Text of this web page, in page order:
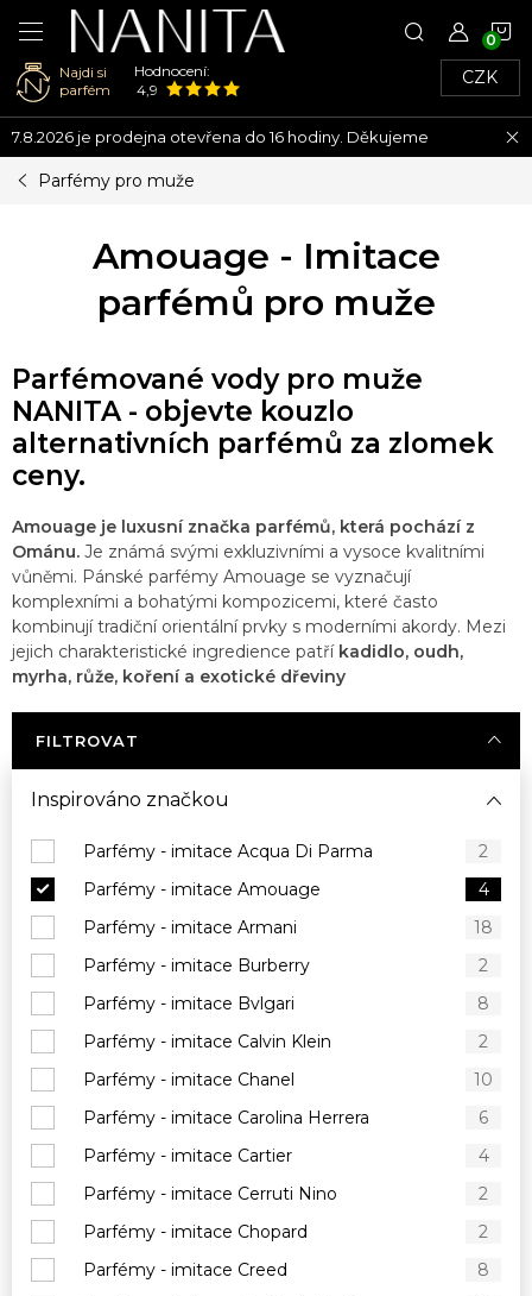
Přejít
na
obsah
Najdi si
parfém
Hodnocení:
4,9
CZK
7.8.2026 je prodejna otevřena do 16 hodiny. Děkujeme
Parfémy pro muže
Amouage - Imitace
parfémů pro muže
Parfémované vody pro muže
NANITA - objevte kouzlo
alternativních parfémů za zlomek
ceny.
Amouage je luxusní značka parfémů, která pochází z
Ománu. Je známá svými exkluzivními a vysoce kvalitními
vůněmi. Pánské parfémy Amouage se vyznačují
komplexními a bohatými kompozicemi, které často
kombinují tradiční orientální prvky s moderními akordy. Mezi
jejich charakteristické ingredience patří kadidlo, oudh,
myrha, růže, koření a exotické dřeviny
FILTROVAT
Inspirováno značkou
Parfémy - imitace Acqua Di Parma
2
Parfémy - imitace Amouage
4
Parfémy - imitace Armani
18
Parfémy - imitace Burberry
2
Parfémy - imitace Bvlgari
8
Parfémy - imitace Calvin Klein
2
Parfémy - imitace Chanel
10
Parfémy - imitace Carolina Herrera
6
Parfémy - imitace Cartier
4
Parfémy - imitace Cerruti Nino
2
Parfémy - imitace Chopard
2
Parfémy - imitace Creed
8